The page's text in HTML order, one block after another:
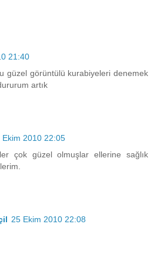
21:40
güzel görüntülü kurabiyeleri denemek
artık
Ekim 2010 22:05
çok güzel olmuşlar ellerine sağlık
25 Ekim 2010 22:08